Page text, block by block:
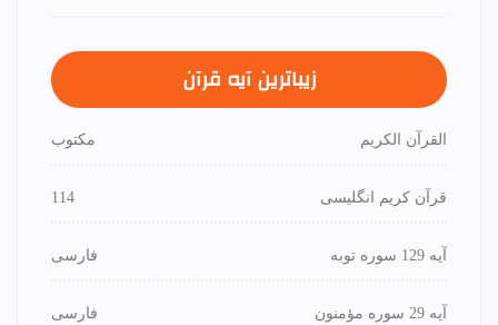
زیباترین آیه قرآن
القرآن الكريم مكتوب
قرآن کریم انگلیسی 114
آیه 129 سوره توبه فارسی
آیه 29 سوره مؤمنون فارسی